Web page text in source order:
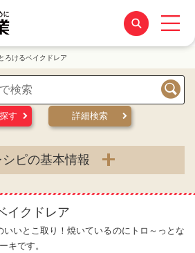
ろけるベイクドレア
検索
す
詳細検索
シピの基本情報
イクドレア
いいとこ取り！焼いているのにトロ～っとな
キです。